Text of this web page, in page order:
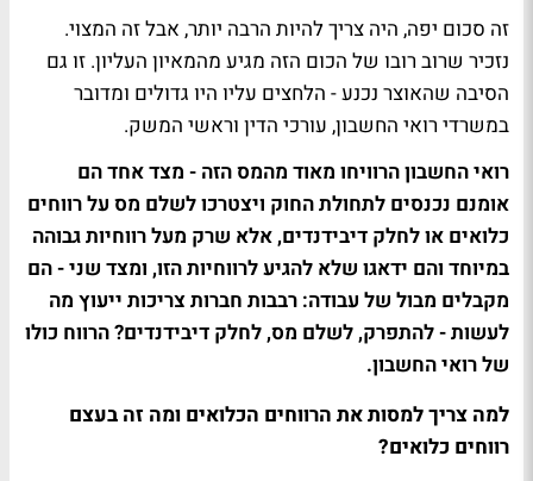
זה סכום יפה, היה צריך להיות הרבה יותר, אבל זה המצוי.
נזכיר שרוב רובו של הכום הזה מגיע מהמאיון העליון. זו גם
הסיבה שהאוצר נכנע - הלחצים עליו היו גדולים ומדובר
במשרדי רואי החשבון, עורכי הדין וראשי המשק.
רואי החשבון הרוויחו מאוד מהמס הזה - מצד אחד הם
אומנם נכנסים לתחולת החוק ויצטרכו לשלם מס על רווחים
כלואים או לחלק דיבידנדים, אלא שרק מעל רווחיות גבוהה
במיוחד והם ידאגו שלא להגיע לרווחיות הזו, ומצד שני - הם
מקבלים מבול של עבודה: רבבות חברות צריכות ייעוץ מה
לעשות - להתפרק, לשלם מס, לחלק דיבידנדים? הרווח כולו
של רואי החשבון.
למה צריך למסות את הרווחים הכלואים ומה זה בעצם
רווחים כלואים?